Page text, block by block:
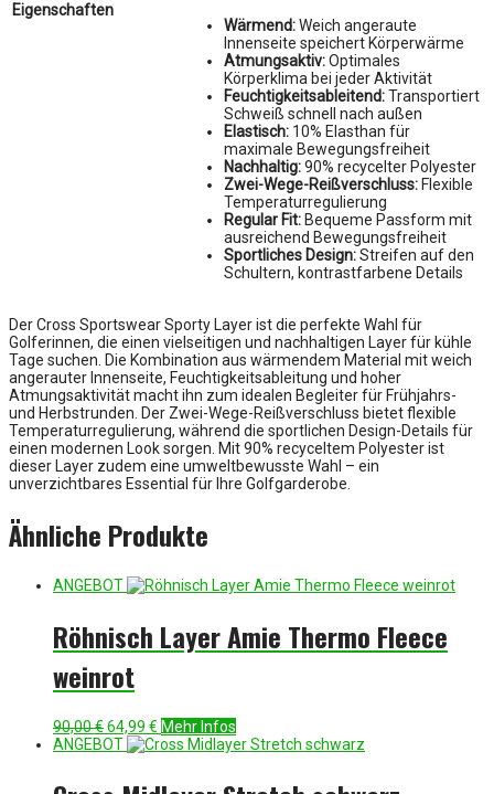
Eigenschaften
Wärmend:Weich angeraute
Innenseite speichert Körperwärme
Atmungsaktiv:Optimales
Körperklima bei jeder Aktivität
Feuchtigkeitsableitend:Transportiert
Schweiß schnell nach außen
Elastisch: 10% Elasthan für
maximale Bewegungsfreiheit
Nachhaltig:90% recycelter Polyester
Zwei-Wege-Reißverschluss: Flexible
Temperaturregulierung
Regular Fit: Bequeme Passform mit
ausreichend Bewegungsfreiheit
Sportliches Design:Streifen auf den
Schultern, kontrastfarbene Details
Der Cross Sportswear Sporty Layer ist die perfekte Wahl für
Golferinnen, die einen vielseitigen und nachhaltigen Layer für kühle
Tage suchen. Die Kombination aus wärmendem Material mit weich
angerauter Innenseite, Feuchtigkeitsableitung und hoher
Atmungsaktivität macht ihn zum idealen Begleiter für Frühjahrs-
und Herbstrunden. Der Zwei-Wege-Reißverschluss bietet flexible
Temperaturregulierung, während die sportlichen Design-Details für
einen modernen Look sorgen. Mit 90% recyceltem Polyester ist
dieser Layer zudem eine umweltbewusste Wahl – ein
unverzichtbares Essential für Ihre Golfgarderobe.
Ähnliche Produkte
ANGEBOT
Röhnisch Layer Amie Thermo Fleece
weinrot
90,00€Ursprünglicher
Preis
64,99 € Aktueller
Preis
Mehr Infos
ANGEBOT